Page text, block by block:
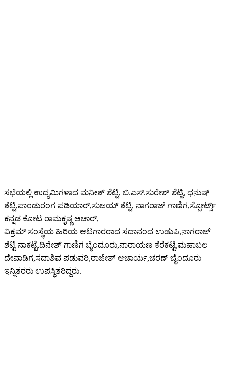
ಸಭೆಯಲ್ಲಿ ಉದ್ಯಮಿಗಳಾದ ಮನೀಶ್ ಶೆಟ್ಟಿ, ಬಿ.ಎಸ್.ಸುರೇಶ್ ಶೆಟ್ಟಿ, ಧನುಷ್
ಶೆಟ್ಟಿ,ಪಾಂಡುರಂಗ ಪಡಿಯಾರ್,ಸುಜಯ್ ಶೆಟ್ಟಿ, ನಾಗರಾಜ್ ಗಾಣಿಗ,ಸ್ಪೋರ್ಟ್ಸ್
ಕನ್ನಡ ಕೋಟ ರಾಮಕೃಷ್ಣ ಆಚಾರ್,
ವಿಕ್ರಮ್ ಸಂಸ್ಥೆಯ ಹಿರಿಯ ಆಟಗಾರರಾದ ಸದಾನಂದ ಉಡುಪಿ,ನಾಗರಾಜ್
ಶೆಟ್ಟಿ ನಾಕಟ್ಟೆ,ದಿನೇಶ್ ಗಾಣಿಗ ಬೈಂದೂರು,ನಾರಾಯಣ ಕೆರೆಕಟ್ಟೆ,ಮಹಾಬಲ
ದೇವಾಡಿಗ,ಸದಾಶಿವ ಪಡುವರಿ,ರಾಜೇಶ್ ಆಚಾರ್ಯ,ಚರಣ್ ಬೈಂದೂರು
ಇನ್ನಿತರರು ಉಪಸ್ಥಿತರಿದ್ದರು.